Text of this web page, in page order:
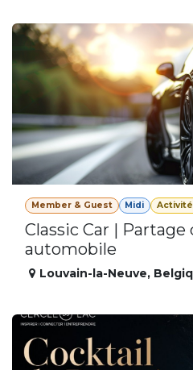
Member & Guest Midi
Classic Car | Partage
automobile
Louvain-la-Neuve,